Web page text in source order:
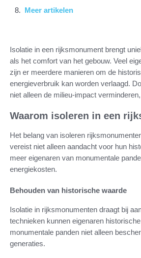
Meer artikelen
Isolatie in een rijksmonument brengt
als het comfort van het gebouw. Veel
zijn er meerdere manieren om de
energieverbruik kan worden verlaagd.
niet alleen de milieu-impact
Waarom isoleren in een
Het belang van isoleren
vereist niet alleen aandacht voor hun
meer eigenaren van monumentale
energiekosten.
Behouden van historische waarde
Isolatie in rijksmonumenten draagt bij
technieken kunnen eigenaren
monumentale panden niet alleen
generaties.